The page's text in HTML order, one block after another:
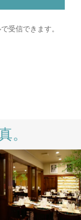
受信できます。
。